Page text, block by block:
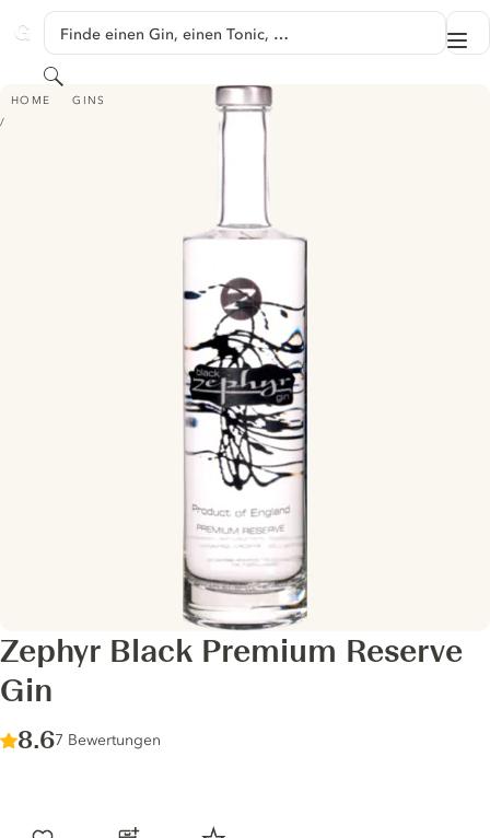
GINVENTORY
Finde einen Gin, einen Tonic, …
Suchen
HOME GINS
ZEPHYR BLACK PREMIUM RESERVE GIN
Zephyr Black Premium Reserve
Gin
Score :
8.6/ 10
7 Bewertungen